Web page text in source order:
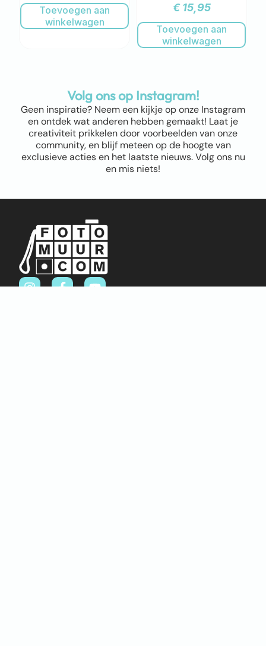
Toevoegen aan
winkelwagen
€15,95
Toevoegen aan
winkelwagen
Volg ons op Instagram!
Geen inspiratie? Neem een kijkje op onze Instagram
en ontdek wat anderen hebben gemaakt! Laat je
creativiteit prikkelen door voorbeelden van onze
community, en blijf meteen op de hoogte van
exclusieve acties en het laatste nieuws. Volg ons nu
en mis niets!